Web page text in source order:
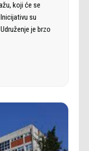
koji će se
su
je brzo